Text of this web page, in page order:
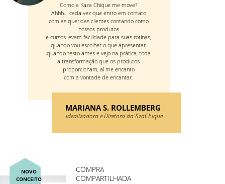
MARIANA S. ROLLEMBERG
Idealizadora e Diretora da KzaChique
Como a Kaza Chique me move?
Ahhh… cada vez que entro em contato
com as queridas clientes contando como
nossos produtos
e cursos levam facilidade para suas rotinas,
quando vou escolher o que apresentar,
quando testo antes e vejo na prática, toda
a transformação que os produtos
proporcionam, aí me encanto
com a vontade de encantar.
NOVO
CONCEITO
COMPRA
COMPARTILHADA